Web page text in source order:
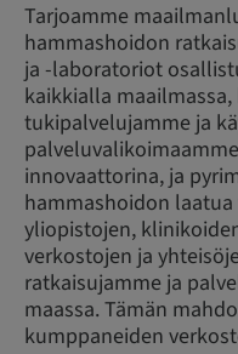
Tarjoamme
hammashoidon
ja -laboratoriot
kaikkialla
tukipalvelujamme ja
innovaattorina, ja
hammashoidon
yliopistojen,
verkostojen ja
ratkaisujamme ja
maassa. Tämän
kumppaneiden